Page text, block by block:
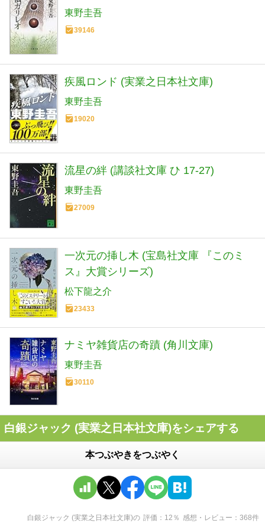
東野圭吾
39146
疾風ロンド (実業之日本社文庫)
東野圭吾
19020
流星の絆 (講談社文庫 ひ 17-27)
東野圭吾
27009
一次元の挿し木 (宝島社文庫 『このミ
ス』大賞シリーズ)
松下龍之介
23433
ナミヤ雑貨店の奇蹟 (角川文庫)
東野圭吾
30110
白銀ジャック (実業之日本社文庫)をシェアする
本つぶやきをつぶやく
白銀ジャック (実業之日本社文庫)の 評価 12 ％ 感想・レビュー 368件